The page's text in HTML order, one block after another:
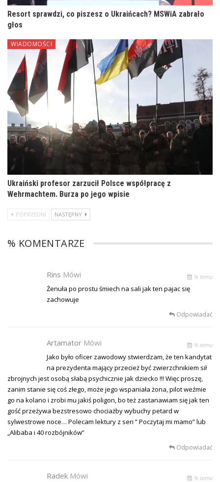
Resort sprawdzi, co piszesz o Ukraińcach? MSWiA zabrało
głos
WIADOMOŚCI
Ukraiński profesor zarzucił Polsce współpracę z
Wehrmachtem. Burza po jego wpisie
POPRZEDNI NASTĘPNY
% KOMENTARZE
Rins Mówi % temu
Żenuła po prostu śmiech na sali jak ten pajac się
zachowuje
Odpowiadać
Artamator Mówi % temu
Jako było oficer zawodowy stwierdzam, że ten kandytat
na prezydenta mający przecież być zwierzchnikiem sił
zbrojnych jest osobą słabą psychicznie jak dziecko !!! Więc proszę,
zanim stanie się coś złego, może jego wspaniała żona, pilot weźmie
go na kolano i zrobi mu jakiś poligon, bo też zastanawiam się jak ten
gość przeżywa bezstresowo chociażby wybuchy petard w
sylwestrowe noce… Polecam lektury z seri ” Poczytaj mi mamo” lub
„Alibaba i 40 rozbójników”
Odpowiadać
Radek Mówi % temu